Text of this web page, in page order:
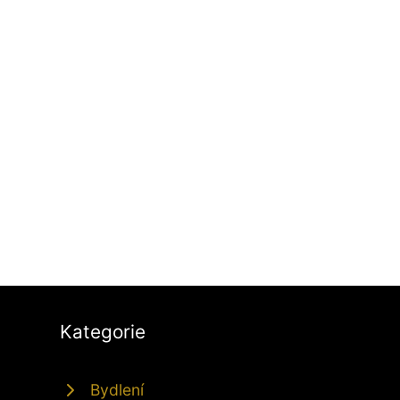
Kategorie
Bydlení